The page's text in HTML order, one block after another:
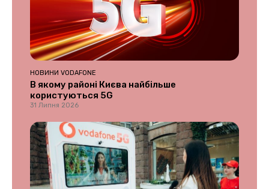
НОВИНИ VODAFONE
В якому районі Києва найбільше
користуються 5G
31 Липня 2026